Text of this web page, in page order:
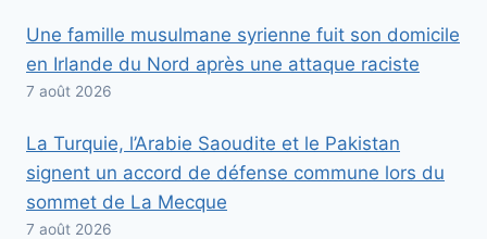
Une famille musulmane syrienne fuit son domicile
en Irlande du Nord après une attaque raciste
7 août 2026
La Turquie, l’Arabie Saoudite et le Pakistan
signent un accord de défense commune lors du
sommet de La Mecque
7 août 2026